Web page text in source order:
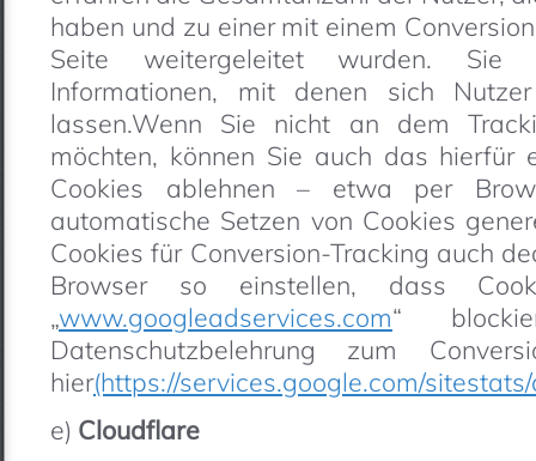
haben und zu einer mit einem
Seite weitergeleitet wurden. Sie
Informationen, mit denen sich
lassen.Wenn Sie nicht an dem
möchten, können Sie auch das hierfür
Cookies ablehnen – etwa per
automatische Setzen von Cookies
Cookies für Conversion-Tracking auch
Browser so einstellen, dass
„www.googleadservices.com“
Datenschutzbelehrung zum
hier(https://services.google.com/
e) Cloudflare